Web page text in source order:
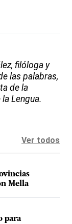
filóloga y
las palabras,
de la
Lengua.
Ver todos
Mella
para